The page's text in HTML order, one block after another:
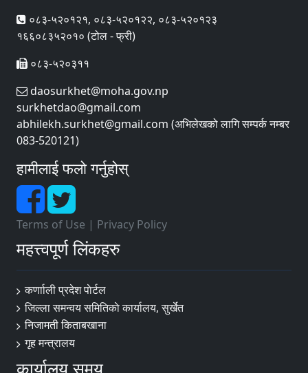
०८३-५२०१२१, ०८३-५२०१२२, ०८३-५२०१२३
१६६०८३५२०१० (टोल - फ्री)
०८३-५२०३११
daosurkhet@moha.gov.np
surkhetdao@gmail.com
abhilekh.surkhet@gmail.com (अभिलेखको लागि सम्पर्क नम्बर
083-520121)
हामीलाई फलो गर्नुहोस्
Terms of Use | Privacy Policy
महत्त्वपूर्ण लिंकहरु
कर्णााली प्रदेश पाेर्टल
जिल्ला समन्वय समितिकाे कार्यालय, सुर्खेत
निजामती किताबखाना
गृह मन्त्रालय
कार्यालय समय